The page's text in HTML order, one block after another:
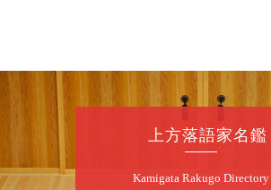
桂二豆／露の瑞／桂きん太
（似顔絵）／笑福亭笑利／
★菟道亭 配信あり
上方落語家名鑑
Kamigata Rakugo Directory